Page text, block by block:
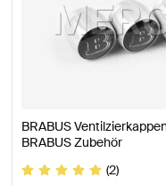
BRABUS
BRABUS Zubehör
(2)